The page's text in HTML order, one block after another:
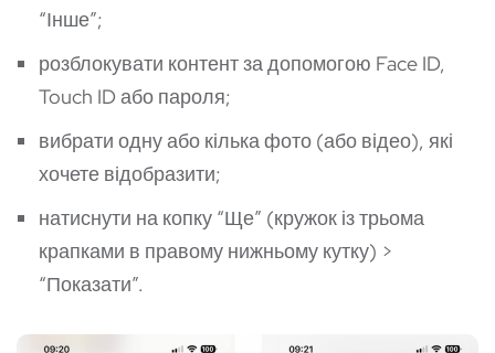
“Інше”;
розблокувати контент за допомогою Face ID,
Touch ID або пароля;
вибрати одну або кілька фото (або відео), які
хочете відобразити;
натиснути на копку “Ще” (кружок із трьома
крапками в правому нижньому кутку) >
“Показати”.